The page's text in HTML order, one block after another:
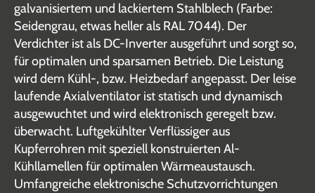
galvanisiertem und lackiertem Stahlblech (Farbe:
Seidengrau, etwas heller als RAL 7044). Der
Verdichter ist als DC-Inverter ausgeführt und sorgt so,
für optimalen und sparsamen Betrieb. Die Leistung
wird dem Kühl-, bzw. Heizbedarf angepasst. Der leise
laufende Axialventilator ist statisch und dynamisch
ausgewuchtet und wird elektronisch geregelt bzw.
überwacht. Luftgekühlter Verflüssiger aus
Kupferrohren mit speziell konstruierten Al-
Kühllamellen für optimalen Wärmeaustausch.
Umfangreiche elektronische Schutzvorrichtungen